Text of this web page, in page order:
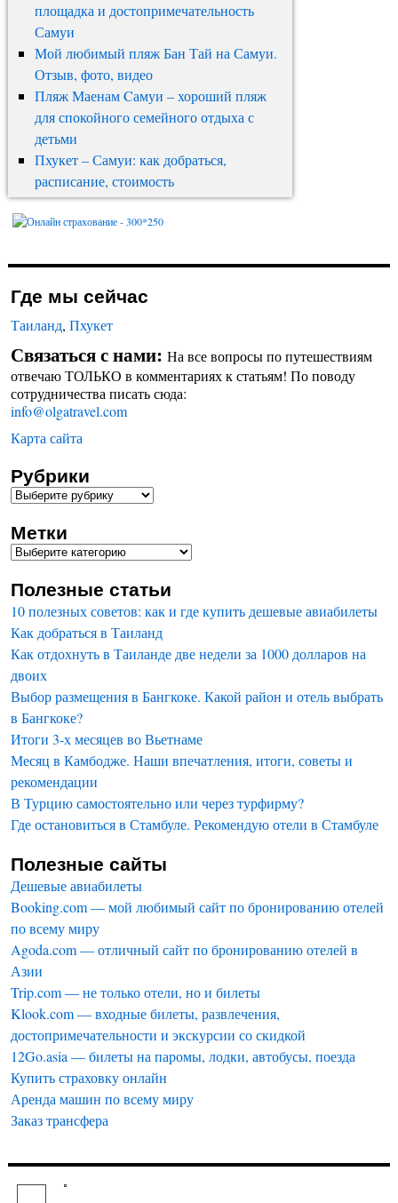
площадка и достопримечательность
Самуи
Мой любимый пляж Бан Тай на Самуи.
Отзыв, фото, видео
Пляж Маенам Cамуи – хороший пляж
для спокойного семейного отдыха с
детьми
Пхукет – Самуи: как добраться,
расписание, стоимость
Где мы сейчас
Таиланд, Пхукет
Связаться с нами: На все вопросы по путешествиям
отвечаю ТОЛЬКО в комментариях к статьям! По поводу
сотрудничества писать сюда:
info@olgatravel.com
Карта сайта
Рубрики
Метки
Полезные статьи
10 полезных советов: как и где купить дешевые авиабилеты
Как добраться в Таиланд
Как отдохнуть в Таиланде две недели за 1000 долларов на
двоих
Выбор размещения в Бангкоке. Какой район и отель выбрать
в Бангкоке?
Итоги 3-х месяцев во Вьетнаме
Месяц в Камбодже. Наши впечатления, итоги, советы и
рекомендации
В Турцию самостоятельно или через турфирму?
Где остановиться в Стамбуле. Рекомендую отели в Стамбуле
Полезные сайты
Дешевые авиабилеты
Booking.com — мой любимый сайт по бронированию отелей
по всему миру
Agoda.com — отличный сайт по бронированию отелей в
Азии
Trip.com — не только отели, но и билеты
Klook.com — входные билеты, развлечения,
достопримечательности и экскурсии со скидкой
12Go.asia — билеты на паромы, лодки, автобусы, поезда
Купить страховку онлайн
Аренда машин по всему миру
Заказ трансфера